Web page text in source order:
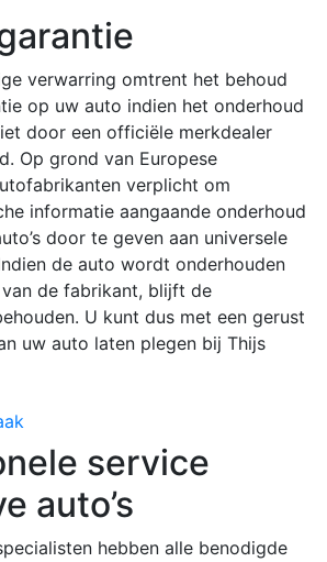
verwarring omtrent het behoud
op uw auto indien het onderhoud
door een officiële merkdealer
Op grond van Europese
verplicht om
informatie aangaande onderhoud
door te geven aan universele
de auto wordt onderhouden
de fabrikant, blijft de
U kunt dus met een gerust
uw auto laten plegen bij Thijs
service
auto’s
hebben alle benodigde